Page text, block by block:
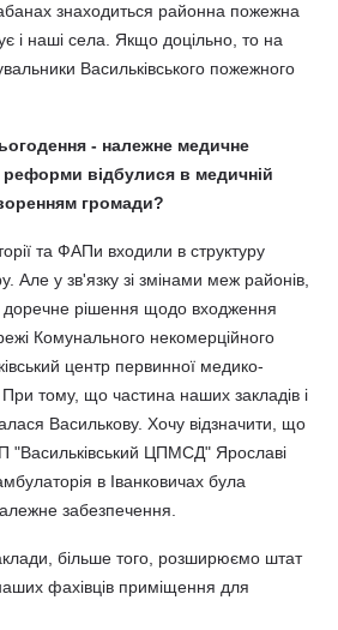
знаходиться районна пожежна
і наші села. Якщо доцільно, то на
Васильківського пожежного
- належне медичне
реформи відбулися в медичній
громади?
та ФАПи входили в структуру
Але у зв'язку зі змінами меж районів,
рішення щодо входження
Комунального некомерційного
центр первинної медико-
тому, що частина наших закладів і
Василькову. Хочу відзначити, що
"Васильківський ЦПМСД" Ярославі
в Іванковичах була
забезпечення.
більше того, розширюємо штат
фахівців приміщення для